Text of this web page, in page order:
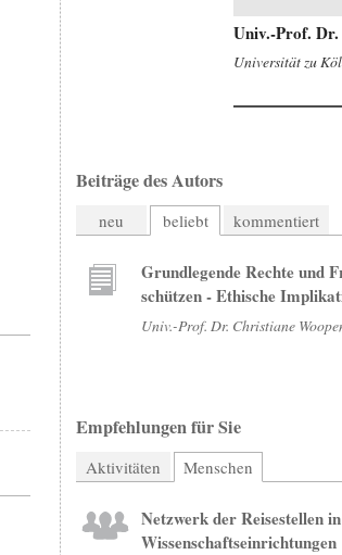
Univ.-Prof.
Universität zu
Beiträge des Autors
neu beliebt kommentiert
Grundlegende Rechte und
schützen - Ethische
Univ.-Prof. Dr. Christiane
Empfehlungen für Sie
Aktivitäten Menschen
Netzwerk der Reisestellen in
Wissenschaftseinrichtungen